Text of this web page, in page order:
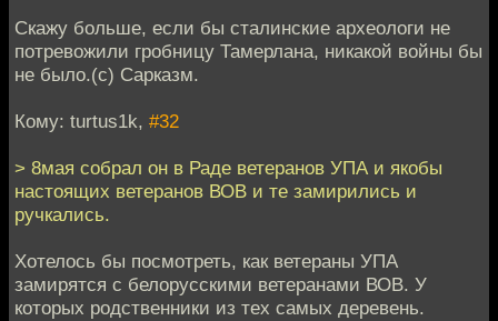
Скажу больше, если бы сталинские археологи не
потревожили гробницу Тамерлана, никакой войны бы
не было.(с) Сарказм.
Кому: turtus1k, #32
> 8мая собрал он в Раде ветеранов УПА и якобы
настоящих ветеранов ВОВ и те замирились и
ручкались.
Хотелось бы посмотреть, как ветераны УПА
замирятся с белорусскими ветеранами ВОВ. У
которых родственники из тех самых деревень.